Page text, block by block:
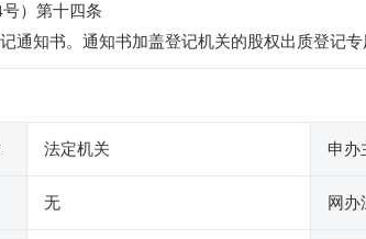
）第十四条
知书。通知书加盖登记机关的股权出质登记专
法定机关 申办
无 网办